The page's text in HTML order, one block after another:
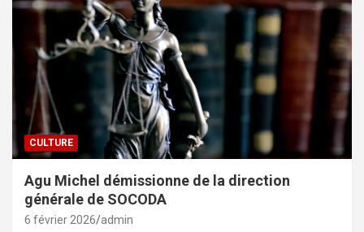
CULTURE
Agu Michel démissionne de la direction
générale de SOCODA
6 février 2026 admin